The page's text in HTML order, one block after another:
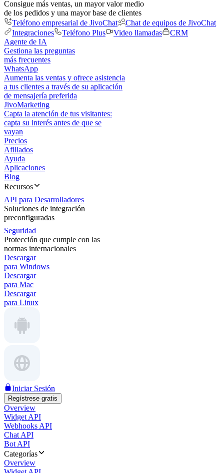
Consigue más ventas, un mayor valor medio
de los pedidos y una mayor base de clientes
Teléfono empresarial de JivoChat
Chat de equipos de JivoChat
Integraciones
Teléfono Plus Video llamadas
CRM
Agente de IA
Gestiona las preguntas
más frecuentes
WhatsApp
Aumenta las ventas y ofrece asistencia
a tus clientes a través de su aplicación
de mensajería preferida
JivoMarketing
Capta la atención de tus visitantes:
capta su interés antes de que se
vayan
Precios
Afiliados
Ayuda
Aplicaciones
Blog
Recursos
API para Desarrolladores
Soluciones de integración
preconfiguradas
Seguridad
Protección que cumple con las
normas internacionales
Descargar
para Windows
Descargar
para Mac
Descargar
para Linux
Iniciar Sesión
Regístrese gratis
Overview
Widget API
Webhooks API
Chat API
Bot API
Categorías
Overview